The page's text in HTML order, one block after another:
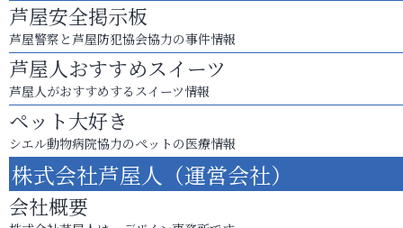
芦屋安全掲示板
芦屋警察と芦屋防犯協会協力の事件情報
芦屋人おすすめスイーツ
芦屋人がおすすめするスイーツ情報
ペット大好き
シエル動物病院協力のペットの医療情報
株式会社芦屋人（運営会社）
会社概要